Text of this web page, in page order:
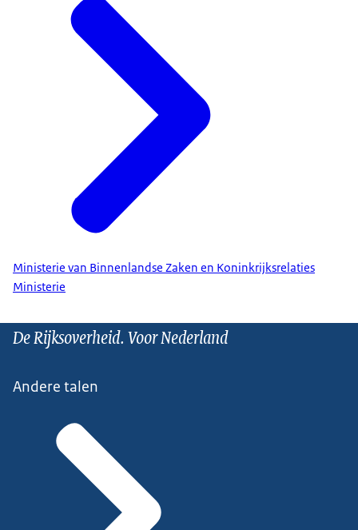
Ministerie van Binnenlandse Zaken en Koninkrijksrelaties
Ministerie
De Rijksoverheid. Voor Nederland
Andere talen